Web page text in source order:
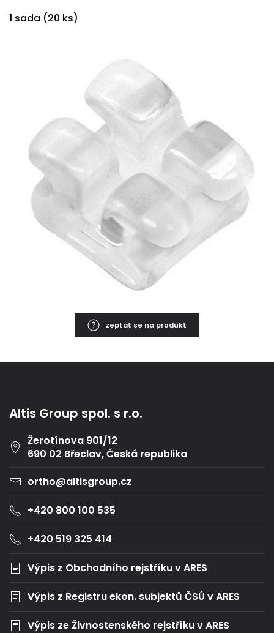
1 sada (20 ks)
zeptat se na produkt
Altis Group spol. s r.o.
Žerotínova 901/12
690 02 Břeclav, Česká republika
ortho@altisgroup.cz
+420 800 100 535
+420 519 325 414
Výpis z Obchodního rejstříku v ARES
Výpis z Registru ekon. subjektů ČSÚ v ARES
Výpis ze Živnostenského rejstříku v ARES